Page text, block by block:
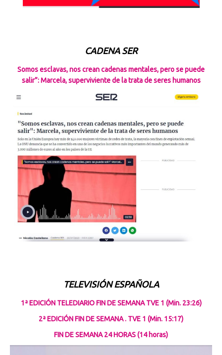
CADENA SER
Somos esclavas, nos crean cadenas mentales, pero se puede
salir”: Marcela, superviviente de la trata de seres humanos
TELEVISIÓN ESPAÑOLA
1ª EDICIÓN TELEDIARIO FIN DE SEMANA TVE 1 (Min. 23:26)
2ª EDICIÓN FIN DE SEMANA . TVE 1 (Min. 15:17)
FIN DE SEMANA 24 HORAS (14 horas)